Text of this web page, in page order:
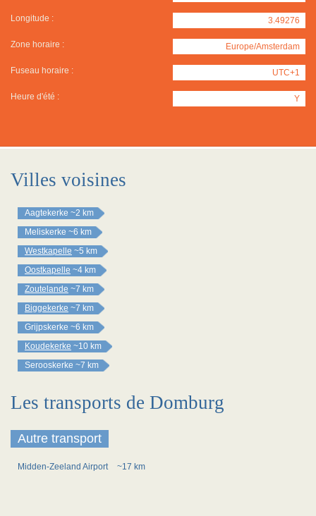
Longitude : 3.49276
Zone horaire : Europe/Amsterdam
Fuseau horaire : UTC+1
Heure d'été : Y
Villes voisines
Aagtekerke ~2 km
Meliskerke ~6 km
Westkapelle ~5 km
Oostkapelle ~4 km
Zoutelande ~7 km
Biggekerke ~7 km
Grijpskerke ~6 km
Koudekerke ~10 km
Serooskerke ~7 km
Les transports de Domburg
Autre transport
Midden-Zeeland Airport ~17 km